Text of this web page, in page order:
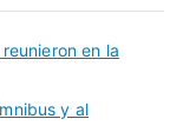
en la
y al